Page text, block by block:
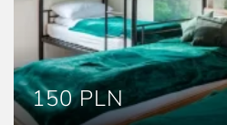
150 PLN